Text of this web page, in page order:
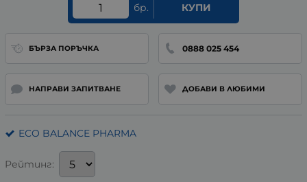
бр. КУПИ
БЪРЗА ПОРЪЧКА 0888 025 454
НАПРАВИ ЗАПИТВАНЕ ДОБАВИ В ЛЮБИМИ
ECO BALANCE PHARMA
Рейтинг: